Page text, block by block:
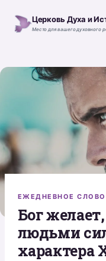
Церковь Духа и
Место для вашего духовного
ЕЖЕДНЕВНОЕ СЛОВО
Бог
людьми
характера